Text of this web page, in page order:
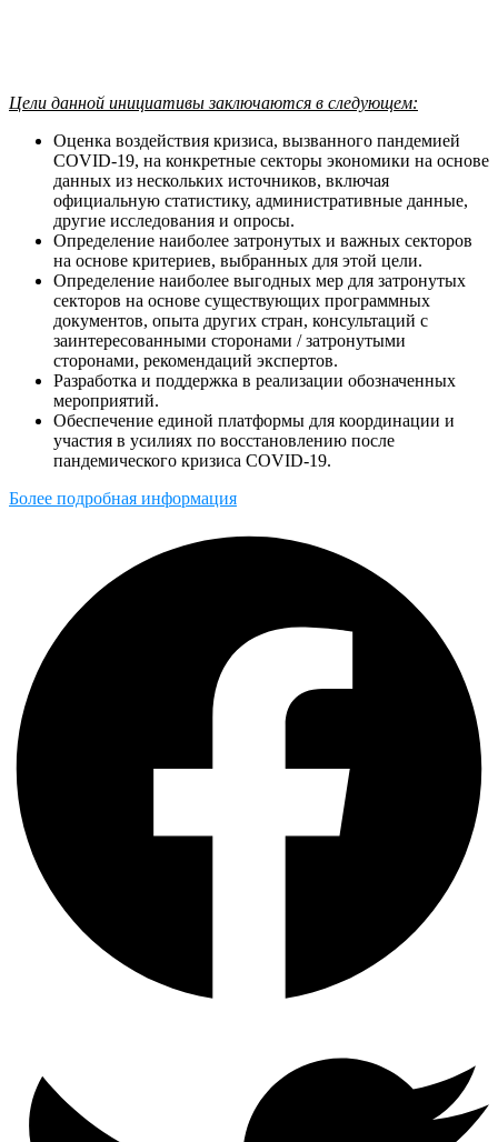
Цели данной инициативы заключаются в следующем:
Оценка воздействия кризиса, вызванного пандемией
COVID-19, на конкретные секторы экономики на основе
данных из нескольких источников, включая
официальную статистику, административные данные,
другие исследования и опросы.
Определение наиболее затронутых и важных секторов
на основе критериев, выбранных для этой цели.
Определение наиболее выгодных мер для затронутых
секторов на основе существующих программных
документов, опыта других стран, консультаций с
заинтересованными сторонами / затронутыми
сторонами, рекомендаций экспертов.
Разработка и поддержка в реализации обозначенных
мероприятий.
Обеспечение единой платформы для координации и
участия в усилиях по восстановлению после
пандемического кризиса COVID-19.
Более подробная информация